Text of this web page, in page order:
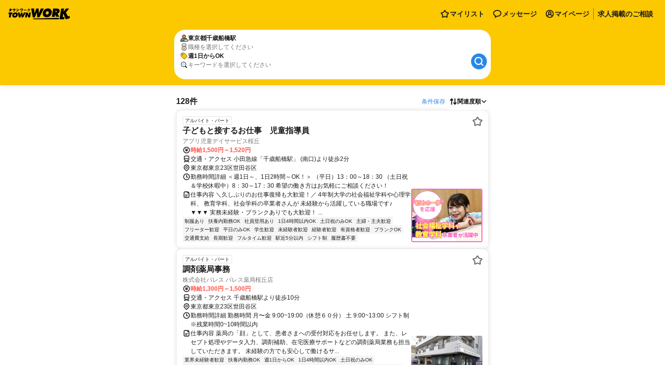
マイリスト メッセージ マイページ 求人掲載のご相談
東京都千歳船橋駅
職種を選択してください
週1日からOK
キーワードを選択してください
128件 条件保存 関連度順
アルバイト・パート
子どもと接するお仕事 児童指導員
アプリ児童デイサービス桜丘
時給1,500円～1,520円
交通・アクセス 小田急線「千歳船橋駅」 (南口)より徒歩2分
東京都東京23区世田谷区
勤務時間詳細 ＜週1日～、1日2時間～OK！＞ （平日）13：00～18：30 （土日祝
＆学校休暇中）8：30～17：30 希望の働き方はお気軽にご相談ください！
仕事内容 ＼久しぶりのお仕事復帰も大歓迎！／ 4年制大学の社会福祉学科や心理学
科、 教育学科、社会学科の卒業者さんが 未経験から活躍している職場です♪
▼▼▼ 実務未経験・ブランクありでも大歓迎！ ...
制服あり 扶養内勤務OK 社員登用あり 1日4時間以内OK 土日祝のみOK
主婦・主夫歓迎
フリーター歓迎
平日のみOK 学生歓迎 未経験者歓迎 経験者歓迎 有資格者歓迎
ブランクOK
交通費支給
長期歓迎 フルタイム歓迎 駅近5分以内 シフト制 履歴書不要
アルバイト・パート
調剤薬局事務
株式会社パレス パレス薬局桜丘店
時給1,300円～1,500円
交通・アクセス 千歳船橋駅より徒歩10分
東京都東京23区世田谷区
勤務時間詳細 勤務時間 月〜金 9:00~19:00（休憩６０分） 土 9:00~13:00 シフト制
※残業時間0~10時間以内
仕事内容 薬局の「顔」として、患者さまへの受付対応をお任せします。 また、レ
セプト処理やデータ入力、調剤補助、在宅医療サポートなどの調剤薬局業務も担当
していただきます。 未経験の方でも安心して働けるサ...
業界未経験者歓迎 扶養内勤務OK 週1日からOK 1日4時間以内OK
土日祝のみOK